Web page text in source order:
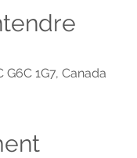
1G7, Canada